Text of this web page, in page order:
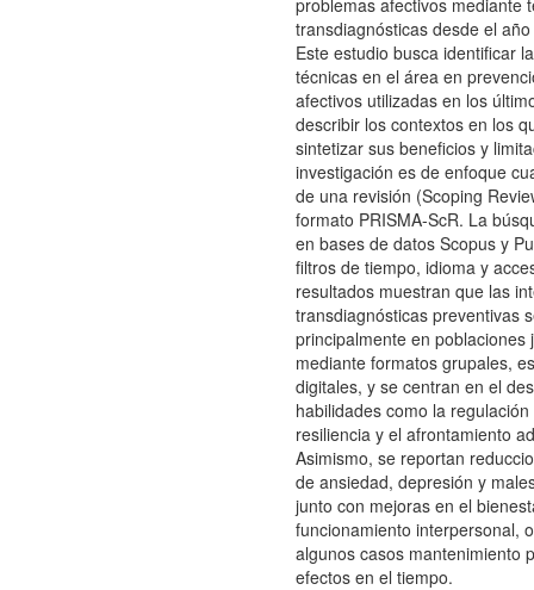
problemas afectivos mediante
transdiagnósticas desde el
Este estudio busca identificar
técnicas en el área en
afectivos utilizadas en los
describir los contextos en los
sintetizar sus beneficios y
investigación es de enfoque
de una revisión (Scoping
formato PRISMA-ScR. La
en bases de datos Scopus y
filtros de tiempo, idioma y
resultados muestran que las
transdiagnósticas preventivas
principalmente en poblaciones
mediante formatos grupales,
digitales, y se centran en el
habilidades como la
resiliencia y el afrontamiento
Asimismo, se reportan
de ansiedad, depresión y
junto con mejoras en el
funcionamiento interpersonal,
algunos casos mantenimiento
efectos en el tiempo.